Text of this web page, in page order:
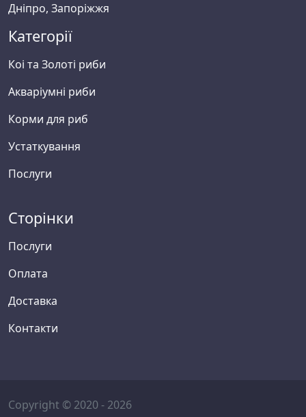
Дніпро, Запоріжжя
Категорії
Коі та Золоті риби
Акваріумні риби
Корми для риб
Устаткування
Послуги
Сторінки
Послуги
Оплата
Доставка
Контакти
Copyright © 2020 - 2026